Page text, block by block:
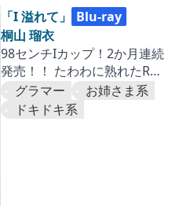
「I 溢れて」
Blu-ray
桐山 瑠衣
98センチIカップ！2か月連続
発売！！ たわわに熟れたRUI
にとことん迫った第一弾。
『国内篇』
グラマー
お姉さま系
ドキドキ系